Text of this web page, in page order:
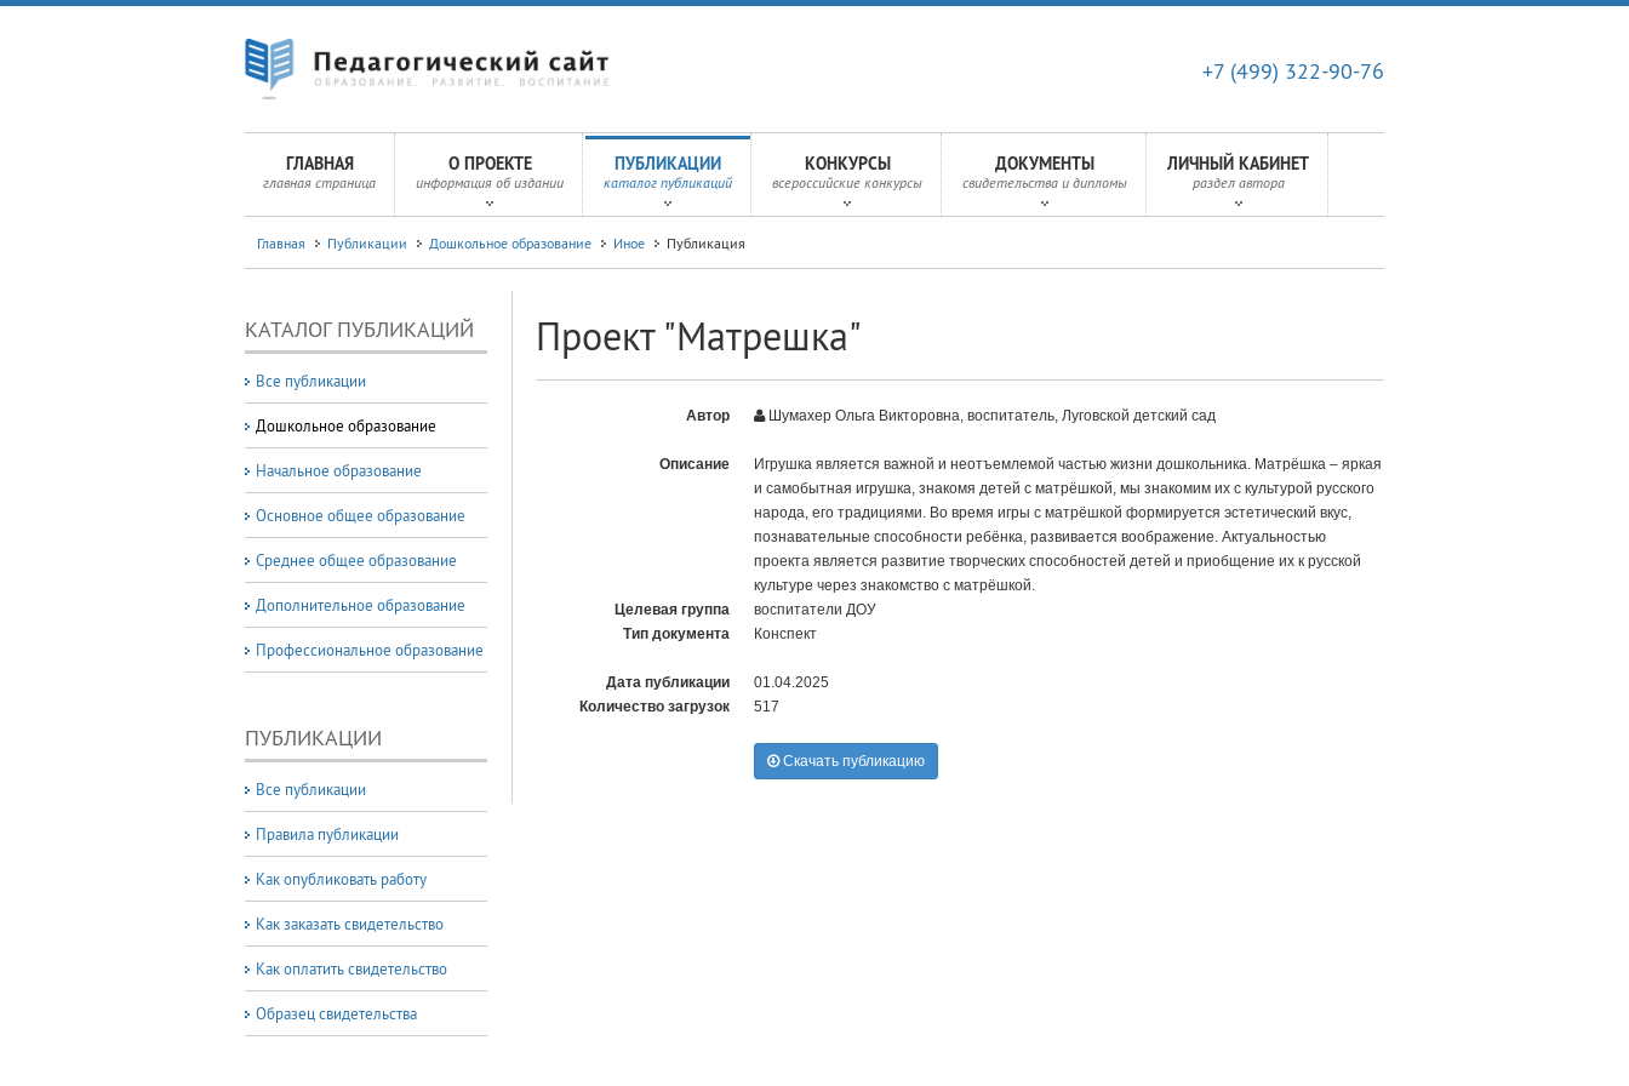
+7 (499) 322-90-76
ГЛАВНАЯ
главная страница
О ПРОЕКТЕ
информация об издании
ПУБЛИКАЦИИ
каталог публикаций
КОНКУРСЫ
всероссийские конкурсы
ДОКУМЕНТЫ
свидетельства и дипломы
ЛИЧНЫЙ КАБИНЕТ
раздел автора
Главная Публикации Дошкольное образование Иное Публикация
КАТАЛОГ ПУБЛИКАЦИЙ
Все публикации
Дошкольное образование
Начальное образование
Основное общее образование
Среднее общее образование
Дополнительное образование
Профессиональное образование
ПУБЛИКАЦИИ
Все публикации
Правила публикации
Как опубликовать работу
Как заказать свидетельство
Как оплатить свидетельство
Образец свидетельства
Проект "Матрешка"
Автор Шумахер Ольга Викторовна, воспитатель, Луговской детский сад
Описание
Игрушка является важной и неотъемлемой частью жизни дошкольника. Матрёшка – яркая
и самобытная игрушка, знакомя детей с матрёшкой, мы знакомим их с культурой русского
народа, его традициями. Во время игры с матрёшкой формируется эстетический вкус,
познавательные способности ребёнка, развивается воображение. Актуальностью
проекта является развитие творческих способностей детей и приобщение их к русской
культуре через знакомство с матрёшкой.
Целевая группа
воспитатели ДОУ
Тип документа
Конспект
Дата публикации
01.04.2025
Количество загрузок
517
Скачать публикацию